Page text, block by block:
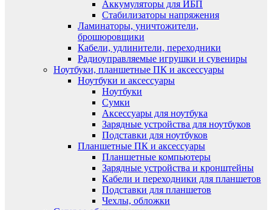
Аккумуляторы для ИБП
Стабилизаторы напряжения
Ламинаторы, уничтожители,
брошюровщики
Кабели, удлинители, переходники
Радиоуправляемые игрушки и сувениры
Ноутбуки, планшетные ПК и аксессуары
Ноутбуки и аксессуары
Ноутбуки
Сумки
Аксессуары для ноутбука
Зарядные устройства для ноутбуков
Подставки для ноутбуков
Планшетные ПК и аксессуары
Планшетные компьютеры
Зарядные устройства и кронштейны
Кабели и переходники для планшетов
Подставки для планшетов
Чехлы, обложки